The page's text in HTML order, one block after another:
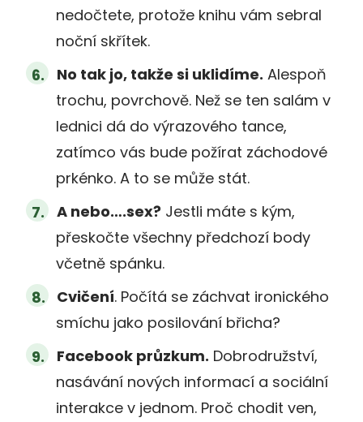
nedočtete, protože knihu vám sebral
noční skřítek.
No tak jo, takže si uklidíme. Alespoň
trochu, povrchově. Než se ten salám v
lednici dá do výrazového tance,
zatímco vás bude požírat záchodové
prkénko. A to se může stát.
A nebo….sex? Jestli máte s kým,
přeskočte všechny předchozí body
včetně spánku.
Cvičení. Počítá se záchvat ironického
smíchu jako posilování břicha?
Facebook průzkum. Dobrodružství,
nasávání nových informací a sociální
interakce v jednom. Proč chodit ven,